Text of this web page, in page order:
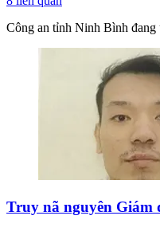
Công an tỉnh Ninh Bình
Truy nã nguyên Giám